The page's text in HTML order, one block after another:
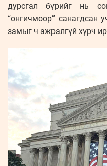
дурсгал бүрийг нь
“онгичмоор” санагдсан
замыг ч ажралгүй хүрч